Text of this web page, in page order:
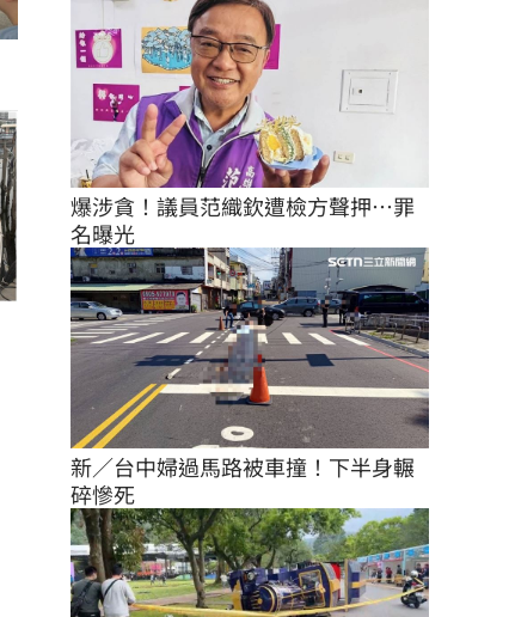
爆涉貪！議員范織欽遭檢方聲押…罪
名曝光
新／台中婦過馬路被車撞！下半身輾
碎慘死